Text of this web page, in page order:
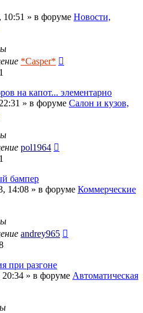
10:51 » в форуме Новости,
*Casper*
на капот... элементарно
» в форуме Салон и кузов,
pol1964
бампер
14:08 » в форуме Коммерческие
andrey965
при разгоне
20:34 » в форуме Автоматическая